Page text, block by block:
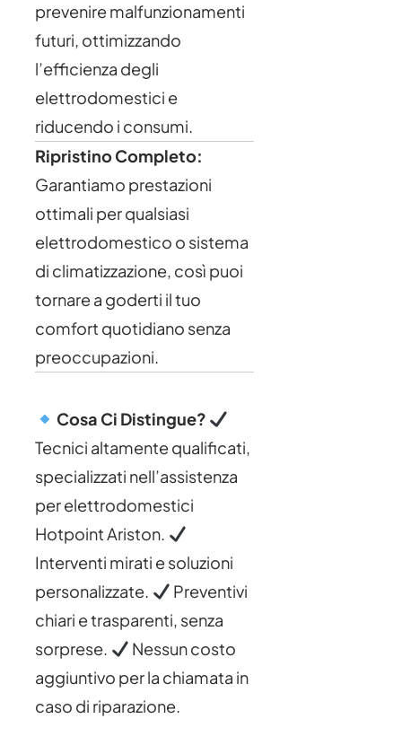
prevenire malfunzionamenti
futuri, ottimizzando
l’efficienza degli
elettrodomestici e
riducendo i consumi.
Ripristino Completo:
Garantiamo prestazioni
ottimali per qualsiasi
elettrodomestico o sistema
di climatizzazione, così puoi
tornare a goderti il tuo
comfort quotidiano senza
preoccupazioni.
Cosa Ci Distingue?
Tecnici altamente qualificati,
specializzati nell’assistenza
per elettrodomestici
Hotpoint Ariston.
Interventi mirati e soluzioni
personalizzate.
Preventivi
chiari e trasparenti, senza
sorprese.
Nessun costo
aggiuntivo per la chiamata in
caso di riparazione.